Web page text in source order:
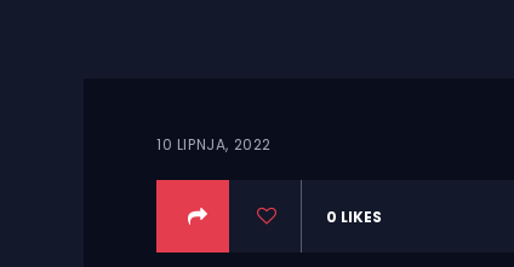
10 LIPNJA, 2022
0 LIKES